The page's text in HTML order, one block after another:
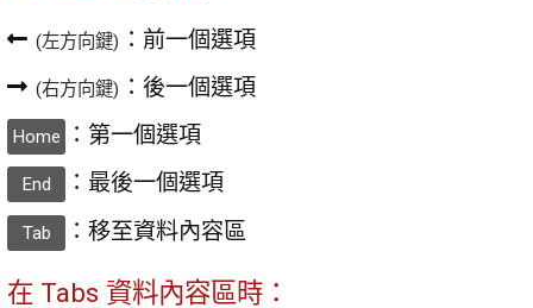
(左方向鍵) ：前一個選項
(右方向鍵) ：後一個選項
Home ：第一個選項
End ：最後一個選項
Tab ：移至資料內容區
在 Tabs 資料內容區時：